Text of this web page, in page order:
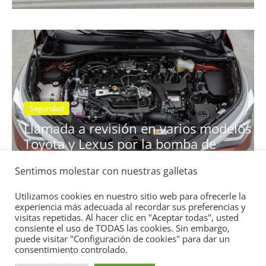
varios modelos
de
0
Seguridad
Llamada a revisión en
Clase A y GLB con
7G-DCT
11 de diciembre de 2020
Copyright © 2026Academia del Motor
Sentimos molestar con nuestras galletas
Utilizamos cookies en nuestro sitio web para ofrecerle la
experiencia más adecuada al recordar sus preferencias y
visitas repetidas. Al hacer clic en "Aceptar todas", usted
consiente el uso de TODAS las cookies. Sin embargo,
puede visitar "Configuración de cookies" para dar un
consentimiento controlado.